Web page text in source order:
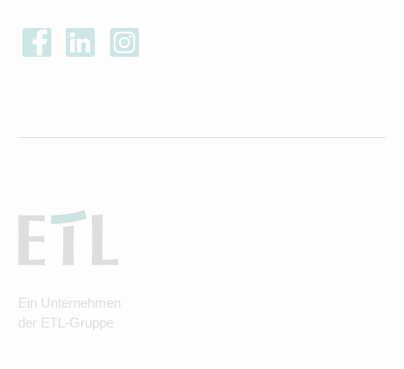
Ein Unternehmen
der ETL-Gruppe